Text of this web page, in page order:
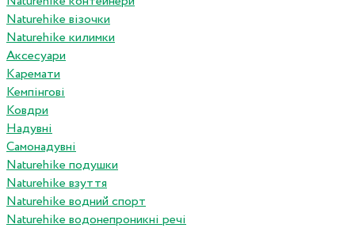
Naturehike візочки
Naturehike килимки
Аксесуари
Каремати
Кемпінгові
Ковдри
Надувні
Самонадувні
Naturehike подушки
Naturehike взуття
Naturehike водний спорт
Naturehike водонепроникні речі